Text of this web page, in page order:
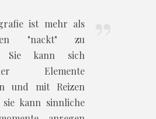
ist mehr als
"nackt" zu
Sie kann sich
Elemente
und mit Reizen
sie kann sinnliche